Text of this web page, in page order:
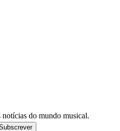
notícias do mundo musical.